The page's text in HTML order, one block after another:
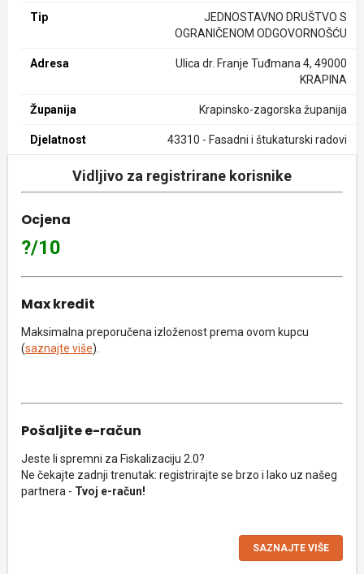
Tip
JEDNOSTAVNO DRUŠTVO S
OGRANIČENOM ODGOVORNOŠĆU
Adresa
Ulica dr. Franje Tuđmana 4, 49000
KRAPINA
Županija Krapinsko-zagorska županija
Djelatnost 43310 - Fasadni i štukaturski radovi
Vidljivo za registrirane korisnike
Ocjena
?/10
Max kredit
Maksimalna preporučena izloženost prema ovom kupcu
(saznajte više).
Pošaljite e-račun
Jeste li spremni za Fiskalizaciju 2.0?
Ne čekajte zadnji trenutak: registrirajte se brzo i lako uz našeg
partnera - Tvoj e-račun!
SAZNAJTE VIŠE